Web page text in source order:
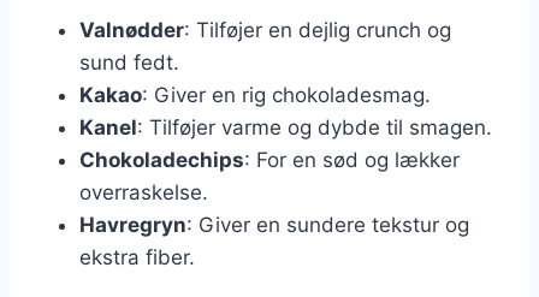
Valnødder: Tilføjer en dejlig crunch og
sund fedt.
Kakao: Giver en rig chokoladesmag.
Kanel: Tilføjer varme og dybde til smagen.
Chokoladechips: For en sød og lækker
overraskelse.
Havregryn: Giver en sundere tekstur og
ekstra fiber.